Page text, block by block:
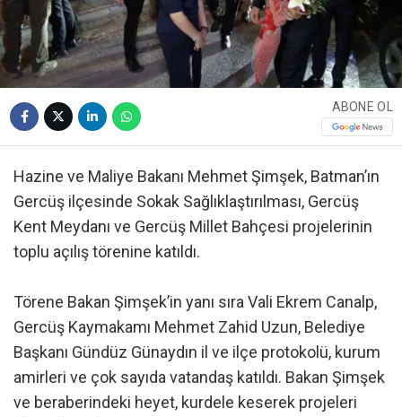
ABONE OL
Hazine ve Maliye Bakanı Mehmet Şimşek, Batman’ın
Gercüş ilçesinde Sokak Sağlıklaştırılması, Gercüş
Kent Meydanı ve Gercüş Millet Bahçesi projelerinin
toplu açılış törenine katıldı.
Törene Bakan Şimşek’in yanı sıra Vali Ekrem Canalp,
Gercüş Kaymakamı Mehmet Zahid Uzun, Belediye
Başkanı Gündüz Günaydın il ve ilçe protokolü, kurum
amirleri ve çok sayıda vatandaş katıldı. Bakan Şimşek
ve beraberindeki heyet, kurdele keserek projeleri